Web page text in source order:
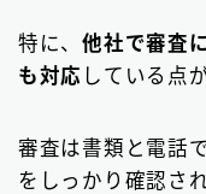
特に、他社で審査
も対応 している点
審査は書類と電話
をしっかり確認され